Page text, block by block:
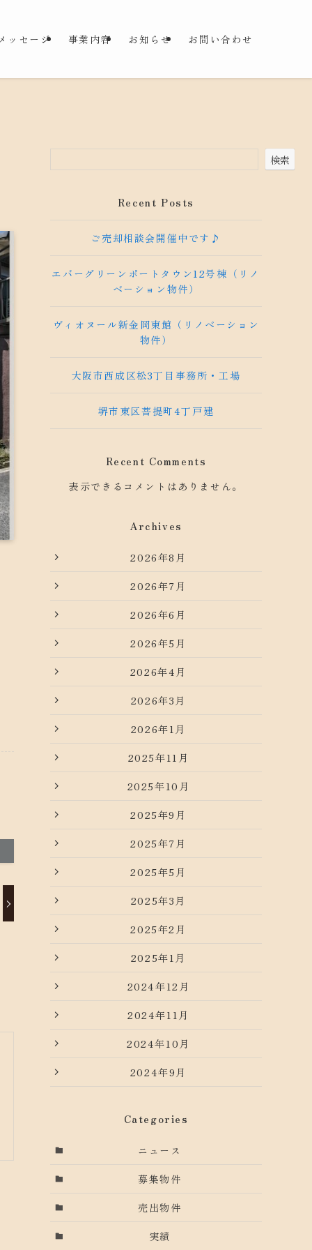
ッセージ 事業内容 お知らせ お問い合わせ
検索
Recent Posts
ご売却相談会開催中です♪
エバーグリーンポートタウン12号棟（リノ
ベーション物件）
ヴィオヌール新金岡東館（リノベーション
物件）
大阪市西成区松3丁目事務所・工場
堺市東区菩提町4丁戸建
Recent Comments
表示できるコメントはありません。
Archives
2026年8月
2026年7月
2026年6月
2026年5月
2026年4月
2026年3月
2026年1月
2025年11月
2025年10月
2025年9月
2025年7月
2025年5月
2025年3月
2025年2月
2025年1月
2024年12月
2024年11月
2024年10月
2024年9月
Categories
ニュース
募集物件
売出物件
実績